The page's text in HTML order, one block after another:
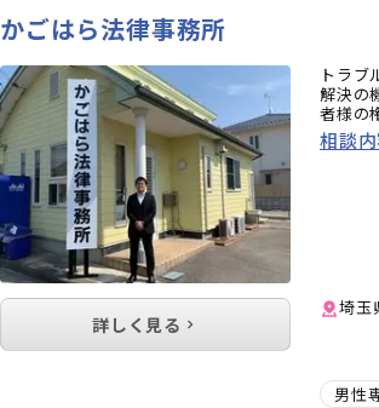
かごはら法律事務所
トラブ
解決の
者様の
相談
埼玉
男性
詳しく見る